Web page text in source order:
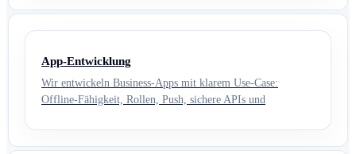
App-Entwicklung
Wir entwickeln Business-Apps mit klarem Use-Case:
Offline-Fähigkeit, Rollen, Push, sichere APIs und